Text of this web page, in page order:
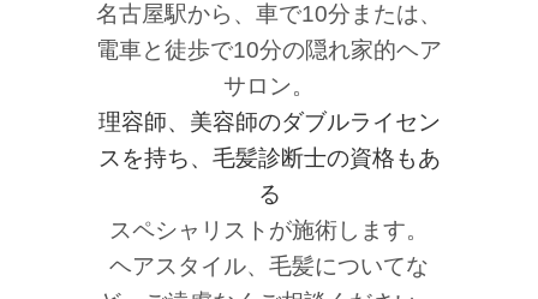
名古屋駅から、車で10分または、
電車と徒歩で10分の隠れ家的ヘア
サロン。
理容師、美容師のダブルライセン
スを持ち、毛髪診断士の資格もあ
る
スペシャリストが施術します。
ヘアスタイル、毛髪についてな